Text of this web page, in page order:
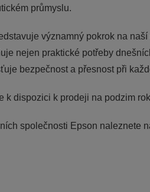
průmyslu.
významný pokrok na
nejen praktické potřeby
bezpečnost a přesnost při
k dispozici k prodeji na podzim
společnosti Epson naleznete